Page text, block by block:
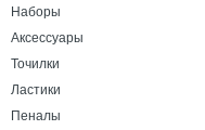
Наборы
Аксессуары
Точилки
Ластики
Пеналы